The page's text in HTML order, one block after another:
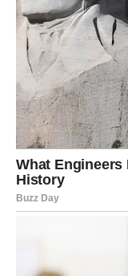
zaboravljen.
ponedeljak je dan
osetio.
To nije običan mir.
Kao da mu
srećan.“
Škorpija
Škorpije su prošle
video. Borbe sa